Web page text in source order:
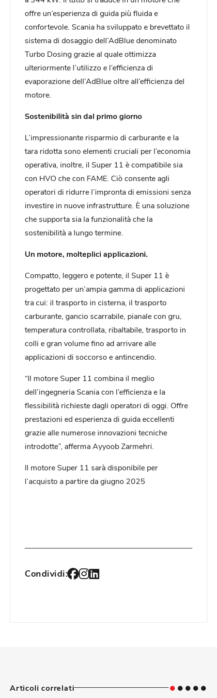
offre un’esperienza di guida più fluida e
confortevole. Scania ha sviluppato e brevettato il
sistema di dosaggio dell’AdBlue denominato
Turbo Dosing grazie al quale ottimizza
ulteriormente l’utilizzo e l’efficienza di
evaporazione dell’AdBlue oltre all’efficienza del
motore.
Sostenibilità sin dal primo giorno
L’impressionante risparmio di carburante e la
tara ridotta sono elementi cruciali per l’economia
operativa, inoltre, il Super 11 è compatibile sia
con HVO che con FAME. Ciò consente agli
operatori di ridurre l’impronta di emissioni senza
investire in nuove infrastrutture. È una soluzione
che supporta sia la funzionalità che la
sostenibilità a lungo termine.
Un motore, molteplici applicazioni.
Compatto, leggero e potente, il Super 11 è
progettato per un’ampia gamma di applicazioni
tra cui: il trasporto in cisterna, il trasporto
carburante, gancio scarrabile, pianale con gru,
temperatura controllata, ribaltabile, trasporto in
colli e gran volume fino ad arrivare alle
applicazioni di soccorso e antincendio.
“Il motore Super 11 combina il meglio
dell’ingegneria Scania con l’efficienza e la
flessibilità richieste dagli operatori di oggi. Offre
prestazioni ed esperienza di guida eccellenti
grazie alle numerose innovazioni tecniche
introdotte”, afferma Ayyoob Zarmehri.
Il motore Super 11 sarà disponibile per
l’acquisto a partire da giugno 2025
Condividi:
Articoli correlati